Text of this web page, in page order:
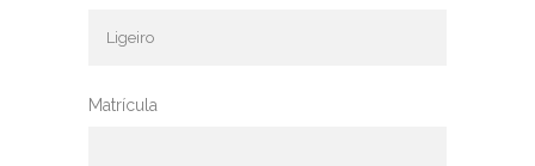
Matrícula